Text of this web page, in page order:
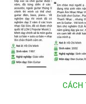
CÁCH